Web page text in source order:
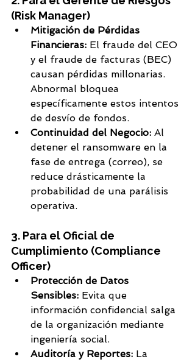
(Risk Manager)
Mitigación de Pérdidas
Financieras: El fraude del CEO
y el fraude de facturas (BEC)
causan pérdidas millonarias.
Abnormal bloquea
específicamente estos intentos
de desvío de fondos.
Continuidad del Negocio: Al
detener el ransomware en la
fase de entrega (correo), se
reduce drásticamente la
probabilidad de una parálisis
operativa.
3. Para el Oficial de
Cumplimiento (Compliance
Officer)
Protección de Datos
Sensibles: Evita que
información confidencial salga
de la organización mediante
ingeniería social.
Auditoría y Reportes: La